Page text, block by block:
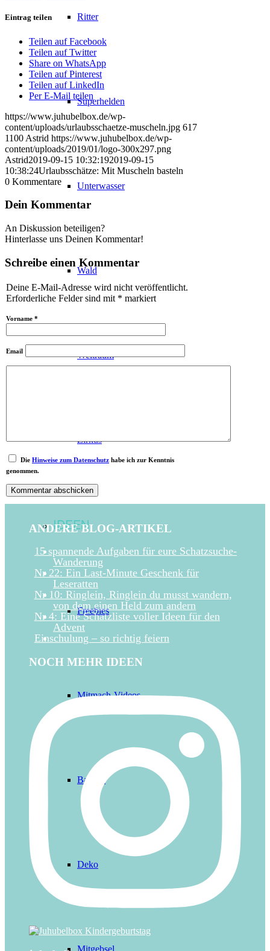
Ritter
Superhelden
Unterwasser
Wald
Weltraum
Zirkus
IDEEN
Freebies
Mitmach-Videos
Basteln
Deko
Mitgebsel
Eintrag teilen
Teilen auf Facebook
Teilen auf Twitter
Share on WhatsApp
Teilen auf Pinterest
Teilen auf LinkedIn
Per E-Mail teilen
https://www.juhubelbox.de/wp-
content/uploads/urlaubsschaetze-muscheln.jpg 617
1100 Astrid https://www.juhubelbox.de/wp-
content/uploads/2019/01/logo-300x297.png
Astrid2019-09-15 10:32:192019-09-15
10:38:24Urlaubsschätze: Mit Muscheln basteln
0 Kommentare
Dein Kommentar
An Diskussion beteiligen?
Hinterlasse uns Deinen Kommentar!
Schreibe einen Kommentar
Deine E-Mail-Adresse wird nicht veröffentlicht.
Erforderliche Felder sind mit * markiert
Vorname *
Email
Die Hinweise zum Datenschutz habe ich zur Kenntnis
genommen.
ANDERE BLOG-ARTIKEL
15 spannende Aufgaben für eure Schatzsuche-
Wanderung
Nr 22: Ein Last-Minute Geschenk für
Leseratten
Nr 10: Ringlein, Ringlein du musst wandern,
von dem einen Held zum andern
Nr 4: Eine Schatzliste voller Ideen für den
Advent
Einschulung – so richtig feiern
NOCH MEHR IDEEN